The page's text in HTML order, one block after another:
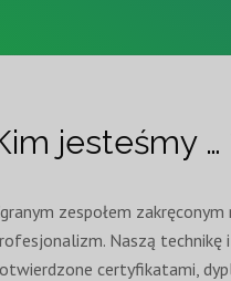
jesteśmy …
zespołem
Naszą technikę
certyfikatami,